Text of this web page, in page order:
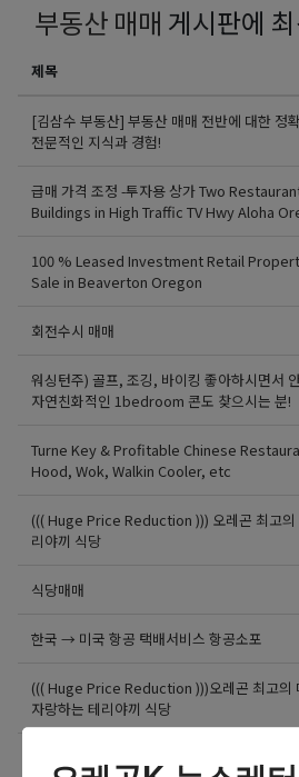
부동산 매매 게시판에
제목
[김삼수 부동산] 부동산 매매 전반에 대한 정
전문적인 지식과 경험!
급매 가격 조정 -투자용 상가 Two
Buildings in High Traffic TV Hwy Aloha
100 % Leased Investment Retail
Sale in Beaverton Oregon
회전수시 매매
워싱턴주) 골프, 조깅, 바이킹 좋아하시면서
자연친화적인 1bedroom 콘도 찾으시는 분!
Turne Key & Profitable Chinese
Hood, Wok, Walkin Cooler, etc
((( Huge Price Reduction ))) 오레곤 최고의
리야끼 식당
식당매매
한국 → 미국 항공 택배서비스 항공소포
((( Huge Price Reduction )))오레곤 최고의
자랑하는 테리야끼 식당